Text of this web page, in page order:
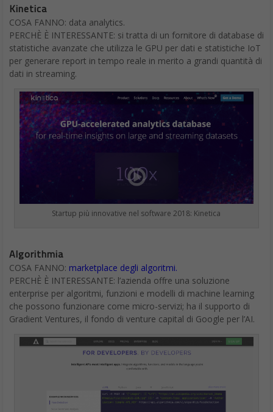
Kinetica
COSA FANNO: data analytics.
PERCHÈ È INTERESSANTE: si tratta di un fornitore di database di
statistiche avanzate che utilizza le GPU per dati e statistiche IoT
per generare report in tempo reale in merito a grandi quantità di
dati in streaming.
Startup più innovative nel software 2018: Kinetica
Algorithmia
COSA FANNO: marketplace degli algoritmi.
PERCHÈ È INTERESSANTE: l’azienda offre una soluzione
enterprise per algoritmi, funzioni e modelli di machine learning
che possono funzionare come micro-servizi; ha il supporto di
Gradient Ventures, il fondo di venture capital di Google per l’AI.